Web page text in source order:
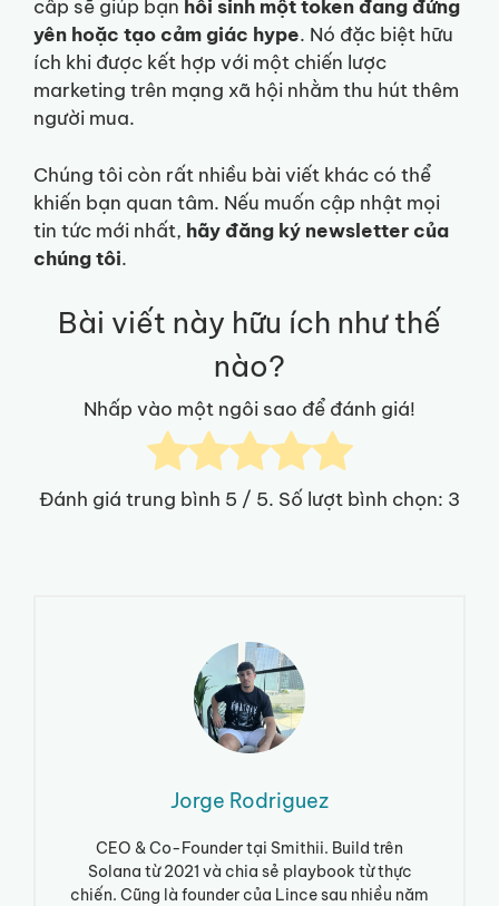
cấp sẽ giúp bạn hồi sinh một token đang đứng
yên hoặc tạo cảm giác hype. Nó đặc biệt hữu
ích khi được kết hợp với một chiến lược
marketing trên mạng xã hội nhằm thu hút thêm
người mua.
Chúng tôi còn rất nhiều bài viết khác có thể
khiến bạn quan tâm. Nếu muốn cập nhật mọi
tin tức mới nhất, hãy đăng ký newsletter của
chúng tôi.
Bài viết này hữu ích như thế
nào?
Nhấp vào một ngôi sao để đánh giá!
Đánh giá trung bình 5 / 5. Số lượt bình chọn: 3
Jorge Rodriguez
CEO & Co-Founder tại Smithii. Build trên
Solana từ 2021 và chia sẻ playbook từ thực
chiến. Cũng là founder của Lince sau nhiều năm